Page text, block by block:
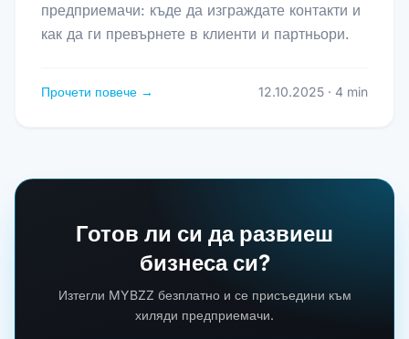
предприемачи: къде да изграждате контакти и
как да ги превърнете в клиенти и партньори.
Прочети повече → 12.10.2025 · 4 min
Готов ли си да развиеш
бизнеса си?
Изтегли MYBZZ безплатно и се присъедини към
хиляди предприемачи.